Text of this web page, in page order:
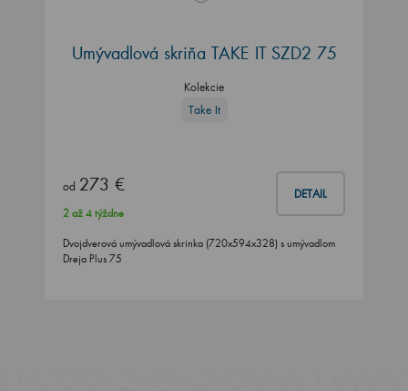
Umývadlová skriňa TAKE IT SZD2 75
Kolekcie
Take It
od 273 € DETAIL
2 až 4 týždne
Dvojdverová umývadlová skrinka (720x594x328) s umývadlom
Dreja Plus 75